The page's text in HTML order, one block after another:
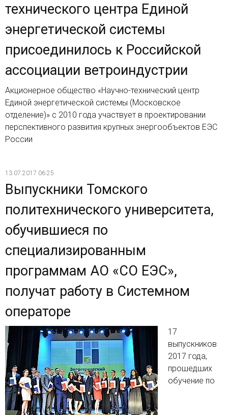
технического центра Единой
энергетической системы
присоединилось к Российской
ассоциации ветроиндустрии
Акционерное общество «Научно-технический центр
Единой энергетической системы (Московское
отделение)» с 2010 года участвует в проектировании
перспективного развития крупных энергообъектов ЕЭС
России
13.07.2017 06:25
Выпускники Томского
политехнического университета,
обучившиеся по
специализированным
программам АО «СО ЕЭС»,
получат работу в Системном
операторе
17
выпускников
2017 года,
прошедших
обучение по